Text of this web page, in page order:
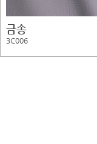
금송
3C006